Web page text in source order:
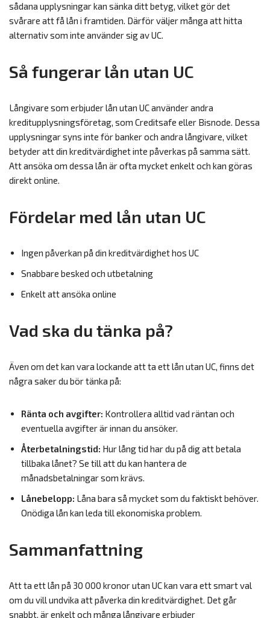
sådana upplysningar kan sänka ditt betyg, vilket gör det
svårare att få lån i framtiden. Därför väljer många att hitta
alternativ som inte använder sig av UC.
Så fungerar lån utan UC
Långivare som erbjuder lån utan UC använder andra
kreditupplysningsföretag, som Creditsafe eller Bisnode. Dessa
upplysningar syns inte för banker och andra långivare, vilket
betyder att din kreditvärdighet inte påverkas på samma sätt.
Att ansöka om dessa lån är ofta mycket enkelt och kan göras
direkt online.
Fördelar med lån utan UC
Ingen påverkan på din kreditvärdighet hos UC
Snabbare besked och utbetalning
Enkelt att ansöka online
Vad ska du tänka på?
Även om det kan vara lockande att ta ett lån utan UC, finns det
några saker du bör tänka på:
Ränta och avgifter: Kontrollera alltid vad räntan och
eventuella avgifter är innan du ansöker.
Återbetalningstid: Hur lång tid har du på dig att betala
tillbaka lånet? Se till att du kan hantera de
månadsbetalningar som krävs.
Lånebelopp: Låna bara så mycket som du faktiskt behöver.
Onödiga lån kan leda till ekonomiska problem.
Sammanfattning
Att ta ett lån på 30 000 kronor utan UC kan vara ett smart val
om du vill undvika att påverka din kreditvärdighet. Det går
snabbt, är enkelt och många långivare erbjuder